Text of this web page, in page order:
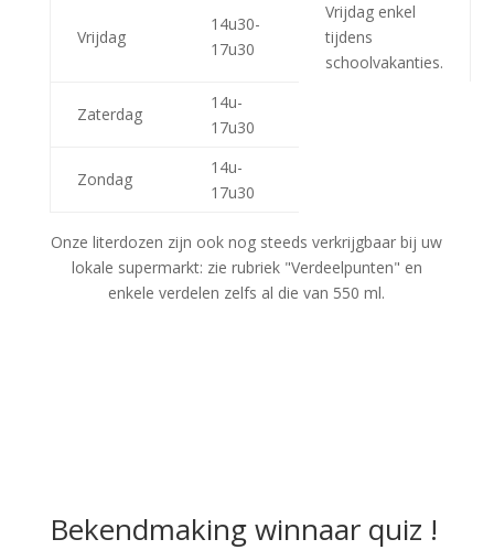
Vrijdag
14u30-
17u30
Vrijdag enkel
tijdens
schoolvakanties.
Zaterdag
14u-
17u30
Zondag
14u-
17u30
Onze literdozen zijn ook nog steeds verkrijgbaar bij uw
lokale supermarkt: zie rubriek "Verdeelpunten" en
enkele verdelen zelfs al die van 550 ml.
Bekendmaking winnaar quiz !